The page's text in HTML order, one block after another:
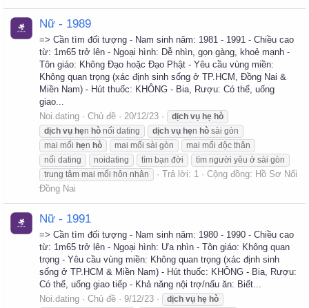
Nữ - 1989
=> Cần tìm đối tượng - Nam sinh năm: 1981 - 1991 - Chiều cao
từ: 1m65 trở lên - Ngoại hình: Dễ nhìn, gọn gàng, khoẻ mạnh -
Tôn giáo: Không Đạo hoặc Đạo Phật - Yêu cầu vùng miền:
Không quan trọng (xác định sinh sống ở TP.HCM, Đồng Nai &
Miền Nam) - Hút thuốc: KHÔNG - Bia, Rượu: Có thể, uống
giao...
Noi.dating
Chủ đề 20/12/23 dịch vụ hẹ hò
dịch vụ hẹn hò nối dating dịch vụ hẹn hò sài gòn
mai mối hẹn hò mai mối sài gòn
mai mối độc thân
nối dating
noidating tìm bạn đời
tìm người yêu ở sài gòn
trung tâm mai mối hôn nhân
Trả lời: 1 Cộng đồng: Hồ Sơ Nối
Đồng Nai
Nữ - 1991
=> Cần tìm đối tượng - Nam sinh năm: 1980 - 1990 - Chiều cao
từ: 1m65 trở lên - Ngoại hình: Ưa nhìn - Tôn giáo: Không quan
trọng - Yêu cầu vùng miền: Không quan trọng (xác định sinh
sống ở TP.HCM & Miền Nam) - Hút thuốc: KHÔNG - Bia, Rượu:
Có thể, uống giao tiếp - Khả năng nội trợ/nấu ăn: Biết...
Noi.dating
Chủ đề 9/12/23 dịch vụ hẹ hò